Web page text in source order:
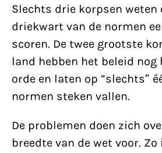
Slechts drie korpsen weten
driekwart van de normen
scoren. De twee grootste
land hebben het beleid nog
orde en laten op “slechts”
normen steken vallen.
De problemen doen zich
breedte van de wet voor.